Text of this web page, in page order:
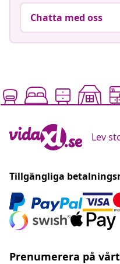
Chatta med oss
Lev
Tillgängliga
Prenumerera på